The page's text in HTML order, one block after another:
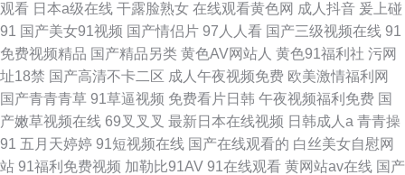
观看 日本a级在线 干露脸熟女 在线观看黄色网 成人抖音 爰上碰
91 国产美女91视频 国产情侣片 97人人看 国产三级视频在线 91
免费视频精品 国产精品另类 黄色AV网站人 黄色91福利社 污网
址18禁 国产高清不卡二区 成人午夜视频免费 欧美激情福利网
国产青青青草 91草逼视频 免费看片日韩 午夜视频福利免费 国
产嫩草视频在线 69叉叉叉 最新日本在线视频 日韩成人a 青青操
91 五月天婷婷 91短视频在线 国产在线观看的 白丝美女自慰网
站 91福利免费视频 加勒比91AV 91在线观看 黄网站av在线 国产